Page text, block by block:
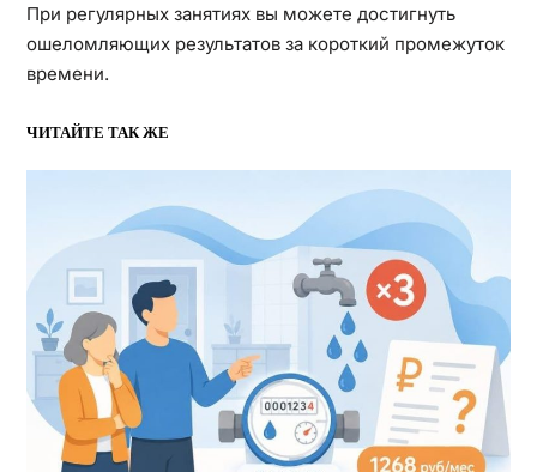
При регулярных занятиях вы можете достигнуть
ошеломляющих результатов за короткий промежуток
времени.
ЧИТАЙТЕ ТАК ЖЕ